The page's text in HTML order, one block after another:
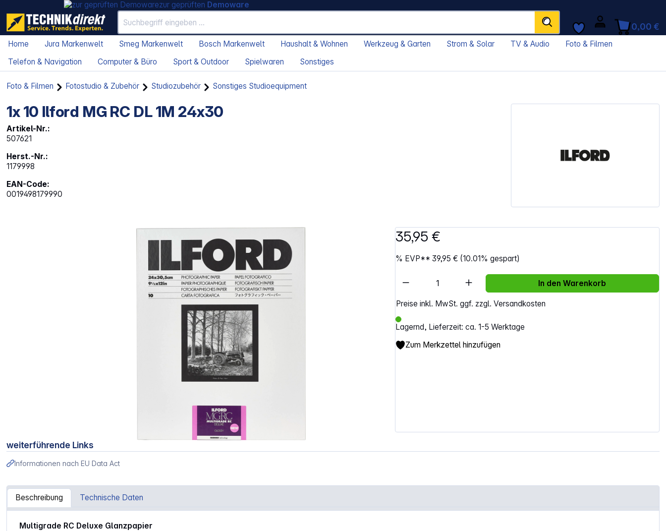
zur geprüften Demoware
0,00 €
Home Jura Markenwelt Smeg Markenwelt Bosch Markenwelt Haushalt & Wohnen Werkzeug & Garten Strom & Solar TV & Audio
Foto & Filmen
Telefon & Navigation
Computer & Büro Sport & Outdoor Spielwaren Sonstiges
Foto & Filmen Fotostudio & Zubehör Studiozubehör Sonstiges Studioequipment
1x 10 Ilford MG RC DL 1M 24x30
Artikel-Nr.:
507621
Herst.-Nr.:
1179998
EAN-Code:
0019498179990
35,95 €
% EVP**39,95 € (10.01% gespart)
Preise inkl. MwSt. ggf. zzgl. Versandkosten
Lagernd, Lieferzeit: ca. 1-5 Werktage
Artikel Anzahl: Gib den gewünschten Wert ein
In den Warenkorb
Zum Merkzettel hinzufügen
weiterführende Links
Informationen nach EU Data Act
Beschreibung Technische Daten
Artikelinformationen "1x 10 Ilford MG RC DL 1M 24x30"
Multigrade RC Deluxe Glanzpapier